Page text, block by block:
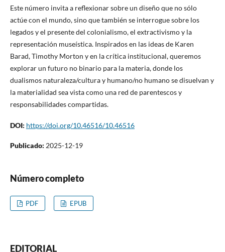
Este número invita a reflexionar sobre un diseño que no sólo
actúe con el mundo, sino que también se interrogue sobre los
legados y el presente del colonialismo, el extractivismo y la
representación museística. Inspirados en las ideas de Karen
Barad, Timothy Morton y en la crítica institucional, queremos
explorar un futuro no binario para la materia, donde los
dualismos naturaleza/cultura y humano/no humano se disuelvan y
la materialidad sea vista como una red de parentescos y
responsabilidades compartidas.
DOI: https://doi.org/10.46516/10.46516
Publicado: 2025-12-19
Número completo
PDF EPUB
EDITORIAL